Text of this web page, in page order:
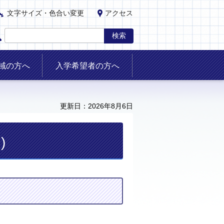
文字サイズ・色合い変更 アクセス
の方へ 入学希望者の方へ
更新日：2026年8月6日